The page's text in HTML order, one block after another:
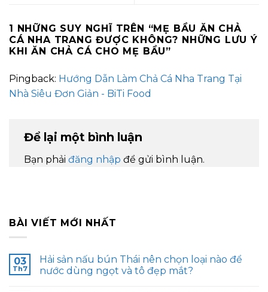
1 NHỮNG SUY NGHĨ TRÊN “MẸ BẦU ĂN CHẢ
CÁ NHA TRANG ĐƯỢC KHÔNG? NHỮNG LƯU Ý
KHI ĂN CHẢ CÁ CHO MẸ BẦU”
Pingback: Hướng Dẫn Làm Chả Cá Nha Trang Tại
Nhà Siêu Đơn Giản - BiTi Food
Để lại một bình luận
Bạn phải đăng nhập để gửi bình luận.
BÀI VIẾT MỚI NHẤT
03
Th7
Hải sản nấu bún Thái nên chọn loại nào để
nước dùng ngọt và tô đẹp mắt?